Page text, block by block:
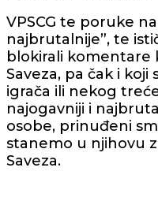
VPSCG te poruke
najbrutalnije”, te
blokirali komentare
Saveza, pa čak i
igrača ili nekog
najogavniji i
osobe, prinuđeni
stanemo u njihovu
Saveza.